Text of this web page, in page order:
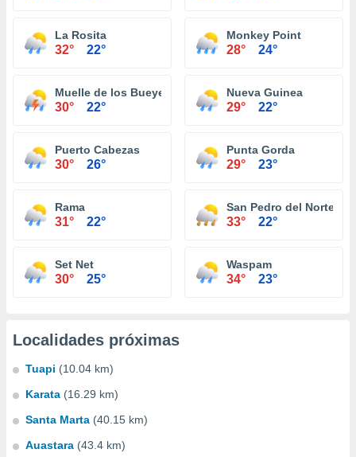
La Rosita
32° 22°
Monkey Point
28° 24°
Muelle de los Bueyes
30° 22°
Nueva Guinea
29° 22°
Puerto Cabezas
30° 26°
Punta Gorda
29° 23°
Rama
31° 22°
San Pedro del Norte
33° 22°
Set Net
30° 25°
Waspam
34° 23°
Localidades próximas
Tuapi (10.04 km)
Karata (16.29 km)
Santa Marta (40.15 km)
Auastara (43.4 km)